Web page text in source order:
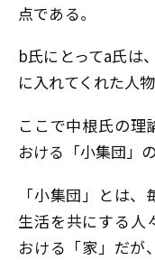
点である。
b氏にとってa氏は
に入れてくれた人
ここで中根氏の理
おける「小集団」
「小集団」とは
生活を共にする人
おける「家」だが